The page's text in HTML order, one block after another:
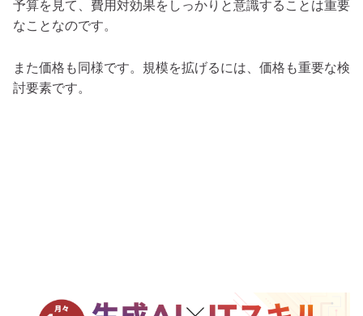
予算を見て、費用対効果をしっかりと意識することは重要
なことなのです。
また価格も同様です。規模を拡げるには、価格も重要な検
討要素です。